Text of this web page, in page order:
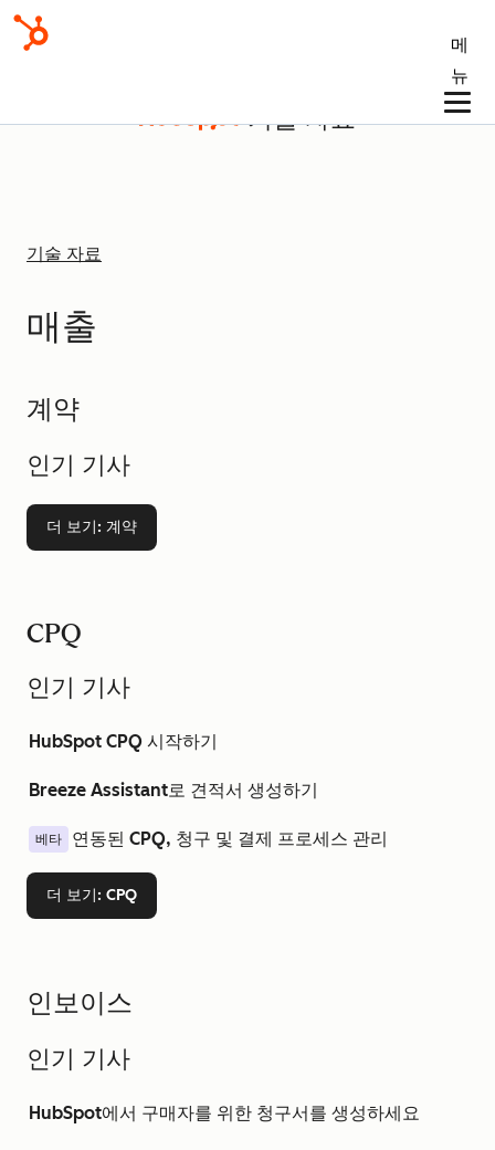
메
뉴
기술 자료
기술 자료
매출
계약
인기 기사
더 보기: 계약
CPQ
인기 기사
HubSpot CPQ 시작하기
Breeze Assistant로 견적서 생성하기
베타 연동된 CPQ, 청구 및 결제 프로세스 관리
더 보기: CPQ
인보이스
인기 기사
HubSpot에서 구매자를 위한 청구서를 생성하세요